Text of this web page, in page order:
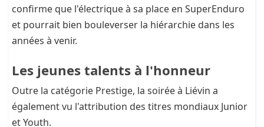
confirme que l'électrique à sa place en SuperEnduro
et pourrait bien bouleverser la hiérarchie dans les
années à venir.
Les jeunes talents à l'honneur
Outre la catégorie Prestige, la soirée à Liévin a
également vu l'attribution des titres mondiaux Junior
et Youth.